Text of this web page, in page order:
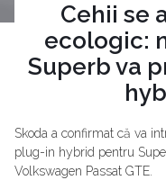
Cehii se
ecologic:
Superb va
Skoda a confirmat că va
plug-in hybrid pentru
Volkswagen Passat GTE.